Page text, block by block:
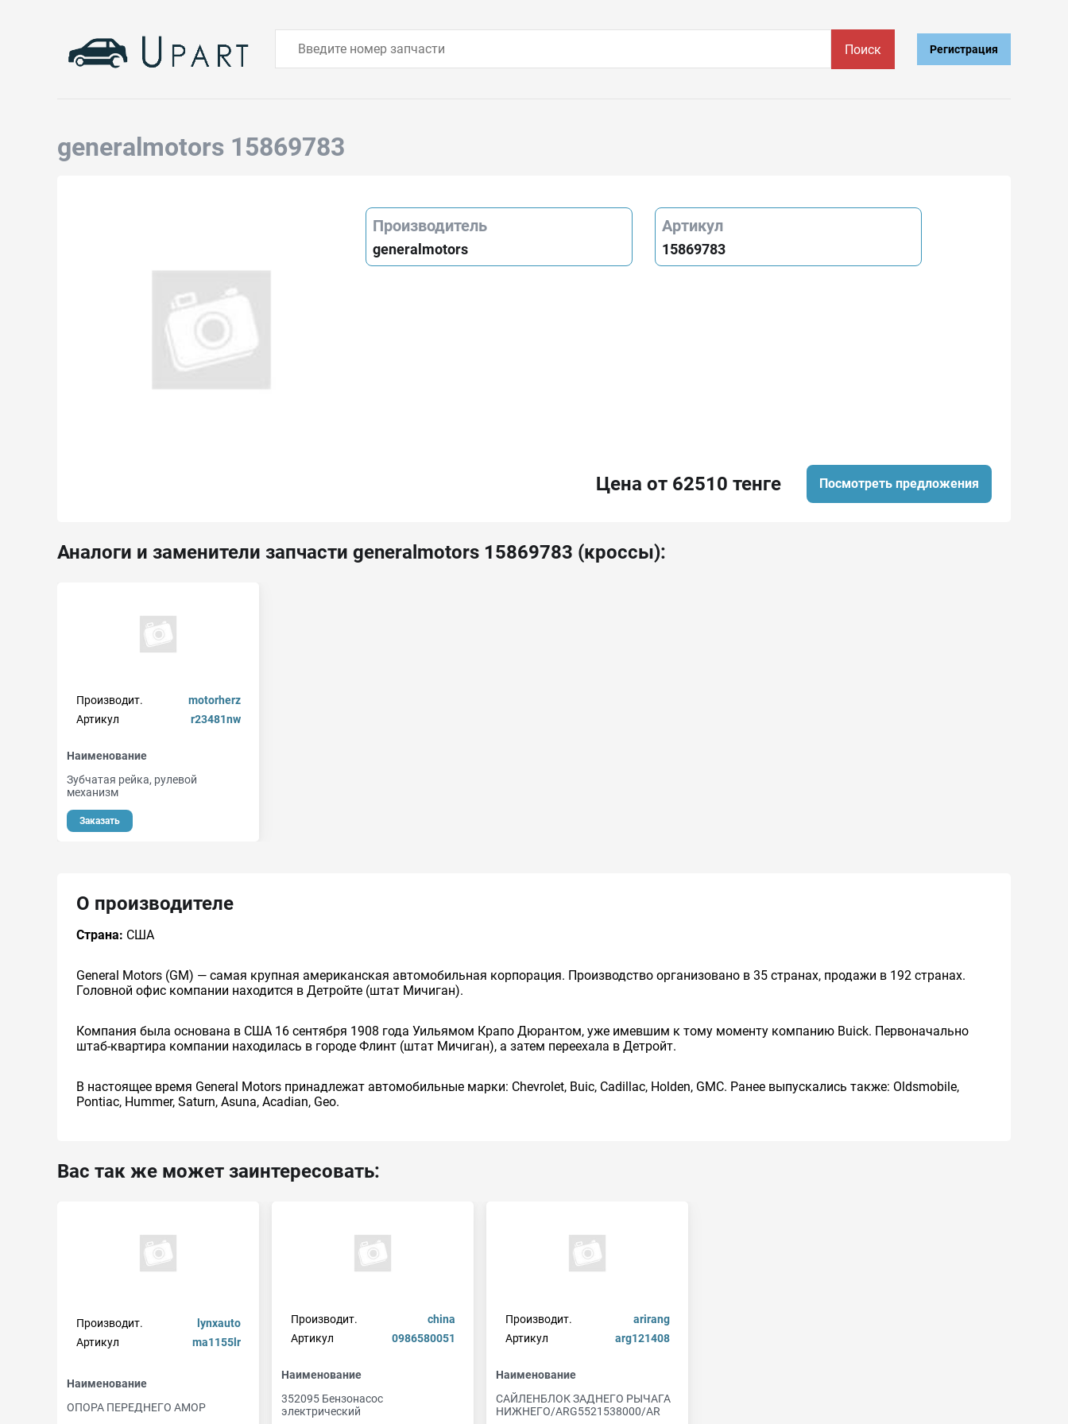
Поиск Регистрация
generalmotors 15869783
Производитель
generalmotors
Артикул
15869783
Цена от 62510 тенге Посмотреть предложения
Аналоги и заменители запчасти generalmotors 15869783 (кроссы):
Производит.
motorherz
Артикул
r23481nw
Наименование
Зубчатая рейка, рулевой
механизм
Заказать
О производителе
Страна: США
General Motors (GM) — самая крупная американская автомобильная корпорация. Производство организовано в 35 странах, продажи в 192 странах.
Головной офис компании находится в Детройте (штат Мичиган).
Компания была основана в США 16 сентября 1908 года Уильямом Крапо Дюрантом, уже имевшим к тому моменту компанию Buick. Первоначально
штаб-квартира компании находилась в городе Флинт (штат Мичиган), а затем переехала в Детройт.
В настоящее время General Motors принадлежат автомобильные марки: Chevrolet, Buic, Cadillac, Holden, GMC. Ранее выпускались также: Oldsmobile,
Pontiac, Hummer, Saturn, Asuna, Acadian, Geo.
Вас так же может заинтересовать:
Производит.
lynxauto
Артикул
ma1155lr
Наименование
ОПОРА ПЕРЕДНЕГО АМОР
Производит.
china
Артикул
0986580051
Наименование
352095 Бензонасос
электрический
Производит.
arirang
Артикул
arg121408
Наименование
САЙЛЕНБЛОК ЗАДНЕГО РЫЧАГА
НИЖНЕГО/ARG5521538000/AR